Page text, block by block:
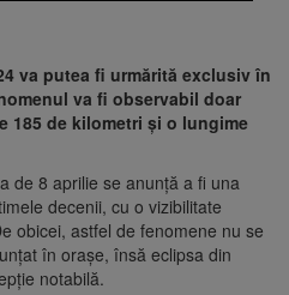
va putea fi urmărită exclusiv în
va fi observabil doar
185 de kilometri și o lungime
de 8 aprilie se anunță a fi una
decenii, cu o vizibilitate
obicei, astfel de fenomene nu se
în orașe, însă eclipsa din
notabilă.